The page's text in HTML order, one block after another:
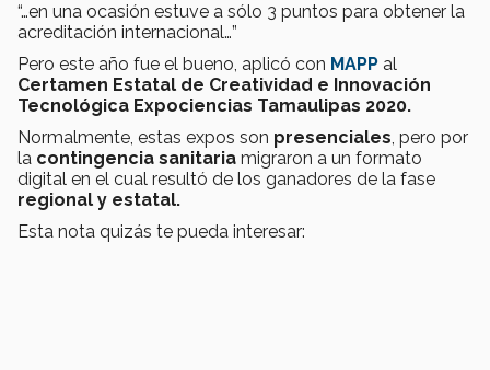
“…en una ocasión estuve a sólo 3 puntos para obtener la
acreditación internacional…”
Pero este año fue el bueno, aplicó con MAPP al
Certamen Estatal de Creatividad e Innovación
Tecnológica Expociencias Tamaulipas 2020.
Normalmente, estas expos son presenciales, pero por
la contingencia sanitaria migraron a un formato
digital en el cual resultó de los ganadores de la fase
regional y estatal.
Esta nota quizás te pueda interesar: